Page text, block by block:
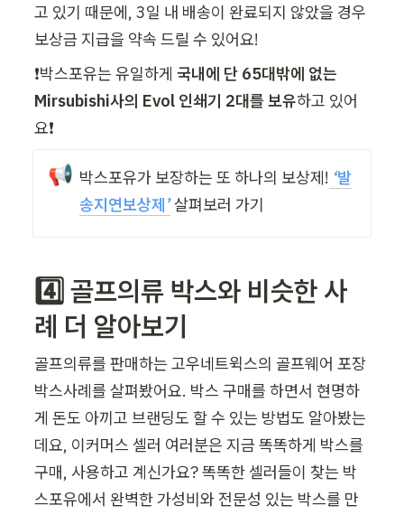
고 있기 때문에, 3일 내 배송이 완료되지 않았을 경우
보상금 지급을 약속 드릴 수 있어요!
❗박스포유는 유일하게 국내에 단 65대밖에 없는
Mirsubishi사의 Evol 인쇄기 2대를 보유하고 있어
요❗
📢 박스포유가 보장하는 또 하나의 보상제! ‘발
송지연보상제’ 살펴보러 가기
4️⃣ 골프의류 박스와 비슷한 사
례 더 알아보기
골프의류를 판매하는 고우네트윅스의 골프웨어 포장
박스사례를 살펴봤어요. 박스 구매를 하면서 현명하
게 돈도 아끼고 브랜딩도 할 수 있는 방법도 알아봤는
데요, 이커머스 셀러 여러분은 지금 똑똑하게 박스를
구매, 사용하고 계신가요? 똑똑한 셀러들이 찾는 박
스포유에서 완벽한 가성비와 전문성 있는 박스를 만